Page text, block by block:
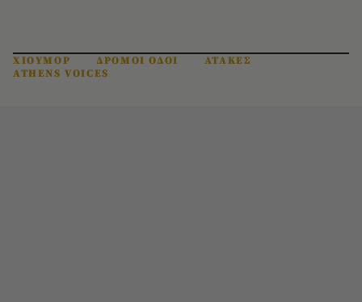
ΧΙΟΥΜΟΡ ΔΡΟΜΟΙ ΟΔΟΙ
ΑΤΑΚΕΣ
ATHENS VOICES